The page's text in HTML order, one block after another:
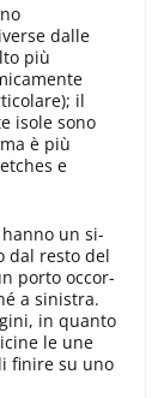
dalle
più
il
isole sono
è più
e
hanno un si­
dal resto del
porto occor­
a sinistra.
in quanto
le une
finire su uno